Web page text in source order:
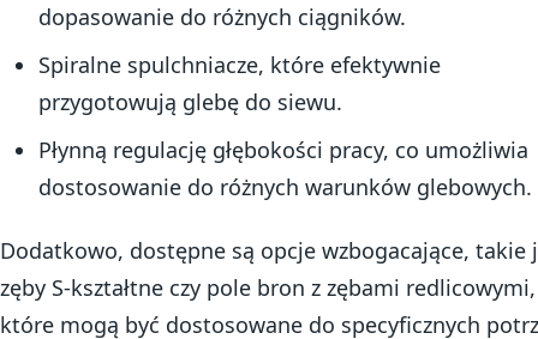
dopasowanie do różnych ciągników.
Spiralne spulchniacze, które efektywnie
przygotowują glebę do siewu.
Płynną regulację głębokości pracy, co umożliwia
dostosowanie do różnych warunków glebowych.
Dodatkowo, dostępne są opcje wzbogacające, takie
zęby S-kształtne czy pole bron z zębami redlicowymi,
które mogą być dostosowane do specyficznych